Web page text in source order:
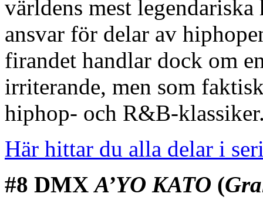
världens mest
ansvar för delar av
firandet handlar dock om
irriterande, men som
hiphop- och R&B-
Här hittar du alla delar i
#8 DMXA’YO KATO (